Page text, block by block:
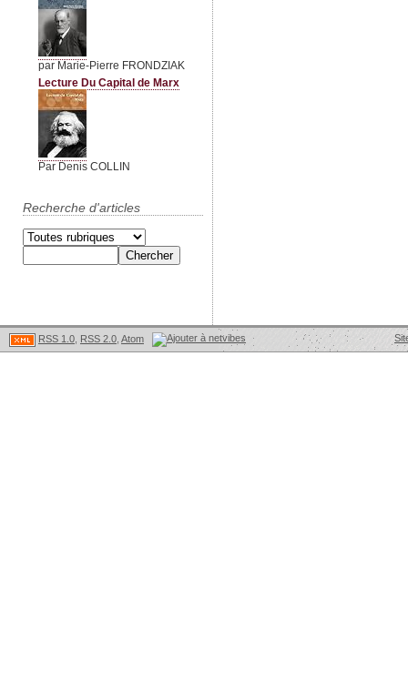
par Marie-Pierre FRONDZIAK
Lecture Du Capital de Marx
Par Denis COLLIN
Recherche d'articles
RSS 1.0 RSS 2.0 Atom